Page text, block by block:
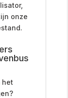
onze
het